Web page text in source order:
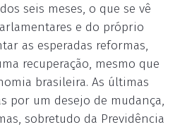
seis meses, o que se vê
e do próprio
as esperadas reformas,
recuperação, mesmo que
brasileira. As últimas
por um desejo de mudança,
sobretudo da Previdência